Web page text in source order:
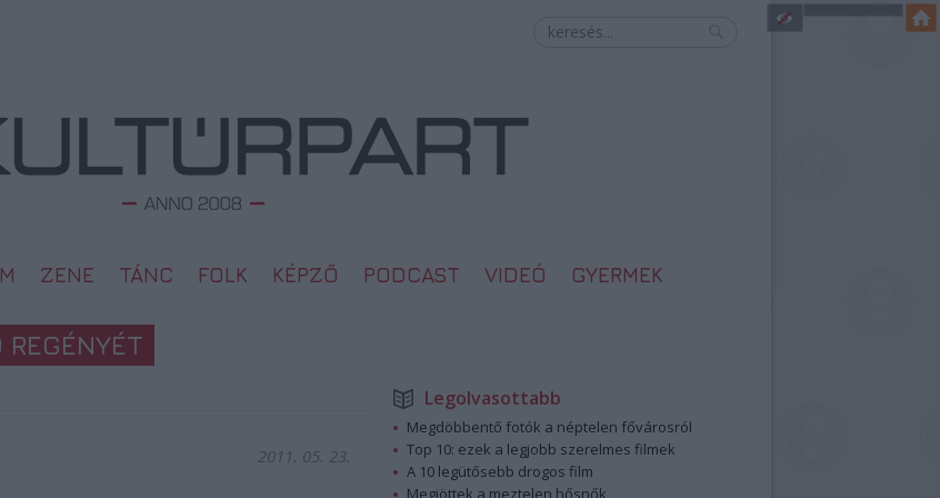
ZENE TÁNC FOLK KÉPZŐ PODCAST VIDEÓ GYERMEK
2011. 05. 23.
Legolvasottabb
Megdöbbentő fotók a néptelen fővárosról
Top 10: ezek a legjobb szerelmes filmek
A 10 legütősebb drogos film
Megjöttek a meztelen hősnők